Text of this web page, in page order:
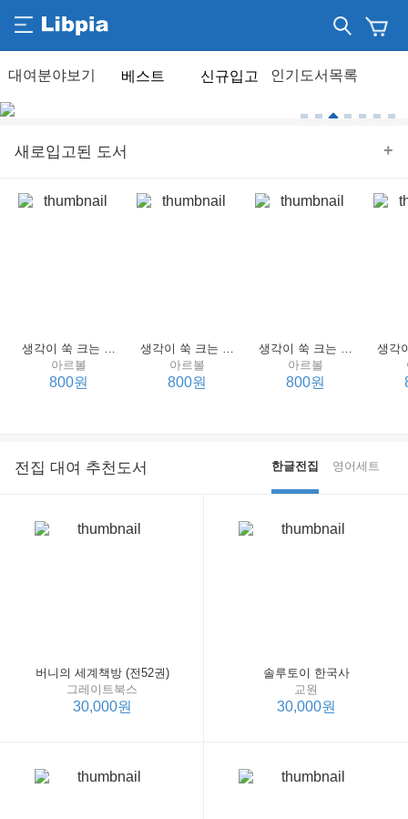
베스트 신규입고
새로입고된 도서 +
생각이 쑥 크는 세계 명작 4 : 언어 편
아르볼
800원
생각이 쑥 크는 세계 명작 3 : 언어 편
아르볼
800원
생각이 쑥 크는 세계 명작 2 : 언어 편
아르볼
800원
전집 대여 추천도서 한글전집 영어세트
버니의 세계책방 (전52권)
그레이트북스
30,000원
솔루토이 한국사
교원
30,000원